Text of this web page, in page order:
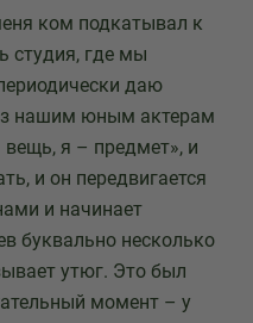
ком подкатывал к
студия, где мы
даю
нашим юным актерам
я – предмет», и
и он передвигается
и начинает
буквально несколько
утюг. Это был
момент – у